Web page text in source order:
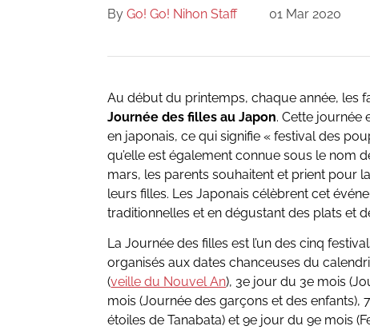
By Go! Go! Nihon Staff 01 Mar 2020
Au début du printemps, chaque année, les
Journée des filles au Japon. Cette journée
en japonais, ce qui signifie « festival des
qu’elle est également connue sous le nom
mars, les parents souhaitent et prient pour
leurs filles. Les Japonais célèbrent cet
traditionnelles et en dégustant des plats et
La Journée des filles est l’un des cinq
organisés aux dates chanceuses du
(veille du Nouvel An), 3e jour du 3e mois
mois (Journée des garçons et des enfants),
étoiles de Tanabata) et 9e jour du 9e mois